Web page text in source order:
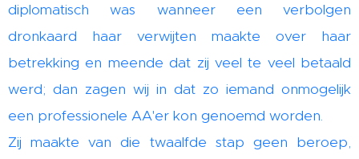
diplomatisch was wanneer een verbolgen
dronkaard haar verwijten maakte over haar
betrekking en meende dat zij veel te veel betaald
werd; dan zagen wij in dat zo iemand onmogelijk
een professionele AA'er kon genoemd worden.
Zij maakte van die twaalfde stap geen beroep,